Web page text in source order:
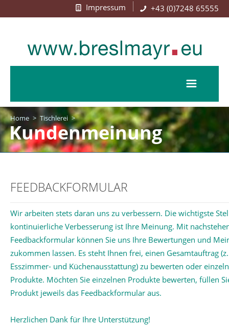
+43 (0)7248 65555
Impressum
Home > Tischlerei >
Kundenmeinung
FEEDBACKFORMULAR
Wir arbeiten stets daran uns zu verbessern. Die wichtigste
kontinuierliche Verbesserung ist Ihre Meinung. Mit
Feedbackformular können Sie uns Ihre Bewertungen und
zukommen lassen. Es steht Ihnen frei, einen Gesamtauftrag
Esszimmer- und Küchenausstattung) zu bewerten oder
Produkte. Möchten Sie einzelnen Produkte bewerten, füllen
Produkt jeweils das Feedbackformular aus.
Herzlichen Dank für Ihre Unterstützung!